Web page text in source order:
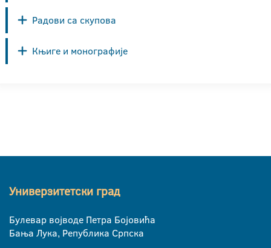
Радови са скупова
Књиге и монографије
Универзитетски град
Булевар војводе Петра Бојовића
Бања Лука, Република Српска